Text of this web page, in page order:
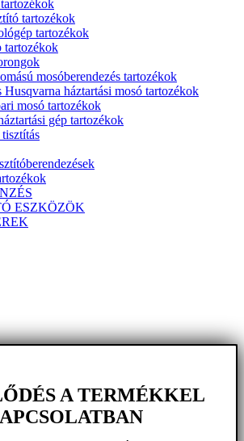
tartozékok
tartozékok
tartozékok
mosóberendezés tartozékok
háztartási mosó tartozékok
mosó tartozékok
gép tartozékok
ESZKÖZÖK
A TERMÉKKEL